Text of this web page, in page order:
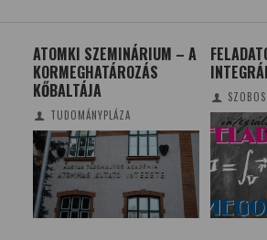
ATOMKI SZEMINÁRIUM – A
KORMEGHATÁROZÁS
KŐBALTÁJA
TUDOMÁNYPLÁZA